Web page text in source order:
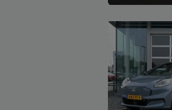
Bekijk deze auto